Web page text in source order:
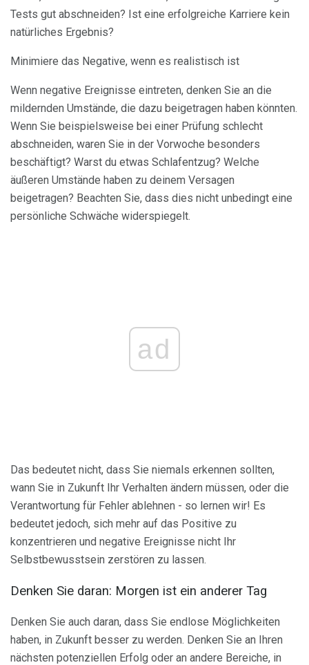
Tests gut abschneiden? Ist eine erfolgreiche Karriere kein
natürliches Ergebnis?
Minimiere das Negative, wenn es realistisch ist
Wenn negative Ereignisse eintreten, denken Sie an die
mildernden Umstände, die dazu beigetragen haben könnten.
Wenn Sie beispielsweise bei einer Prüfung schlecht
abschneiden, waren Sie in der Vorwoche besonders
beschäftigt? Warst du etwas Schlafentzug? Welche
äußeren Umstände haben zu deinem Versagen
beigetragen? Beachten Sie, dass dies nicht unbedingt eine
persönliche Schwäche widerspiegelt.
ad
Das bedeutet nicht, dass Sie niemals erkennen sollten,
wann Sie in Zukunft Ihr Verhalten ändern müssen, oder die
Verantwortung für Fehler ablehnen - so lernen wir! Es
bedeutet jedoch, sich mehr auf das Positive zu
konzentrieren und negative Ereignisse nicht Ihr
Selbstbewusstsein zerstören zu lassen.
Denken Sie daran: Morgen ist ein anderer Tag
Denken Sie auch daran, dass Sie endlose Möglichkeiten
haben, in Zukunft besser zu werden. Denken Sie an Ihren
nächsten potenziellen Erfolg oder an andere Bereiche, in